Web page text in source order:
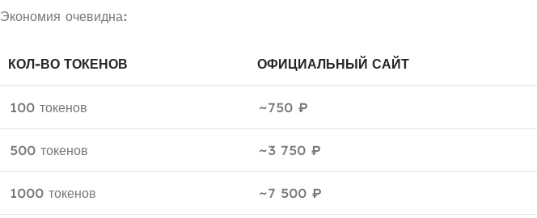
Экономия очевидна:
КОЛ-ВО ТОКЕНОВ ОФИЦИАЛЬНЫЙ САЙТ
100 токенов ~750 ₽
500 токенов ~3 750 ₽
1000 токенов ~7 500 ₽